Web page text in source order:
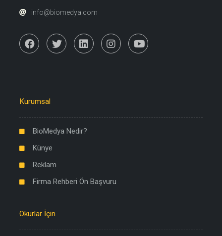
info@biomedya.com
Kurumsal
BioMedya Nedir?
Künye
Reklam
Firma Rehberi Ön Başvuru
Okurlar İçin